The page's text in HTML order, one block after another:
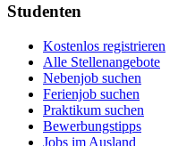
Studenten
Kostenlos registrieren
Alle Stellenangebote
Nebenjob suchen
Ferienjob suchen
Praktikum suchen
Bewerbungstipps
Jobs im Ausland